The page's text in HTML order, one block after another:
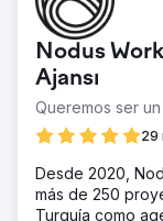
Nodus
Ajansı
Queremos ser
29
Desde 2020,
más de 250
Turquía como